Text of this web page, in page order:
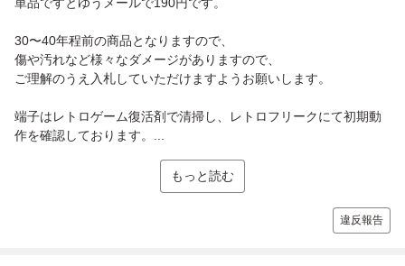
30〜40年程前の商品となりますので、
傷や汚れなど様々なダメージがありますので、
ご理解のうえ入札していただけますようお願いします。
端子はレトロゲーム復活剤で清掃し、レトロフリークにて初期動
作を確認しております。...
もっと読む
違反報告